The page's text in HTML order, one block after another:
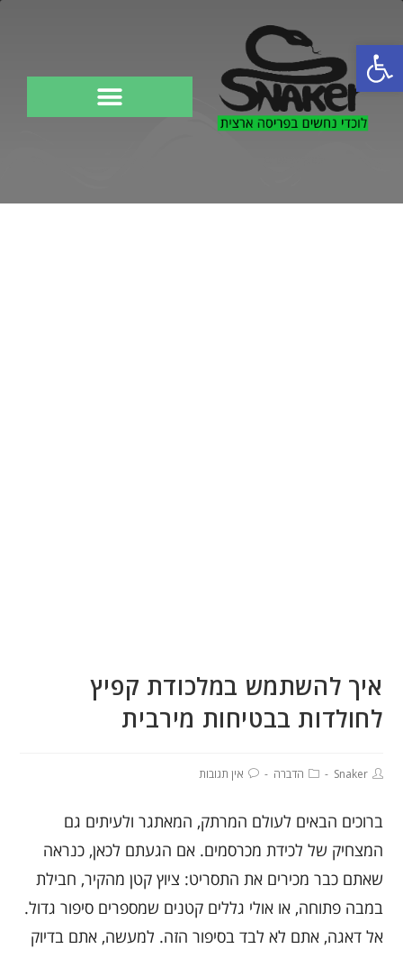
פתח סרגל נגישות
איך להשתמש במלכודת קפיץ
לחולדות בבטיחות מירבית
Snaker הדברה אין תגובות
ברוכים הבאים לעולם המרתק, המאתגר ולעיתים גם
המצחיק של לכידת מכרסמים. אם הגעתם לכאן, כנראה
שאתם כבר מכירים את התסריט: ציוץ קטן מהקיר, חבילת
במבה פתוחה, או אולי גללים קטנים שמספרים סיפור גדול.
אל דאגה, אתם לא לבד בסיפור הזה. למעשה, אתם בדיוק